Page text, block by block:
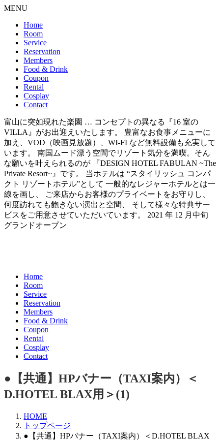
MENU
Home
Room
Service
Reservation
Members
Food & Drink
Coupon
Rental
Cosplay
Contact
富山に突如現れた楽園 … コンセプトの異なる『16 室の
VILLA』がお出迎えいたします。 豊富なお食事メニューに
加え、VOD（映画見放題）、WI-FI など無料設備も充実して
います。 南国ムード漂う空間でリゾート気分を満喫。そん
な願いを叶えられるのが 『DESIGN HOTEL FABULAN ~The
Private Resort~』です。 当ホテルは “スタイリッシュ コンパ
クト リゾートホテル”として 一般的なレジャーホテルとは一
線を画し、 ご来店からお客様のプライベートをお守りし、
何度訪れても飽きない演出と空間、 そして様々な特典サー
ビスをご用意させていただいています。 2021 年 12 月中旬
グランドオープン
Home
Room
Service
Reservation
Members
Food & Drink
Coupon
Rental
Cosplay
Contact
●【共通】HPバナー（TAXI案内）＜
D.HOTEL BLAX用＞(1)
HOME
トップページ
●【共通】HPバナー（TAXI案内）＜D.HOTEL BLAX